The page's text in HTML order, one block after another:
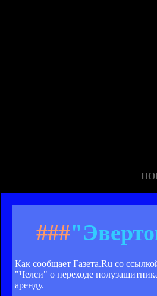
###
Как сообщает Газета.Ru со
"Челси" о переходе
аренду.